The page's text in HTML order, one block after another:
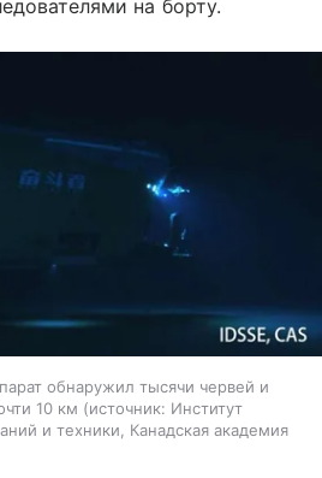
на борту.
обнаружил тысячи червей и
10 км
источник: Институт
и техники, Канадская академия